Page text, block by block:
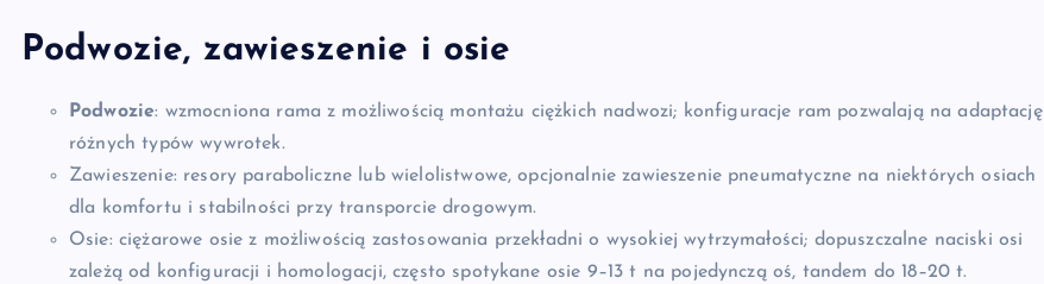
Podwozie, zawieszenie i osie
Podwozie: wzmocniona rama z możliwością montażu ciężkich nadwozi; konfiguracje ram pozwalają na adaptację
różnych typów wywrotek.
Zawieszenie: resory paraboliczne lub wielolistwowe, opcjonalnie zawieszenie pneumatyczne na niektórych osiach
dla komfortu i stabilności przy transporcie drogowym.
Osie: ciężarowe osie z możliwością zastosowania przekładni o wysokiej wytrzymałości; dopuszczalne naciski osi
zależą od konfiguracji i homologacji, często spotykane osie 9–13 t na pojedynczą oś, tandem do 18–20 t.